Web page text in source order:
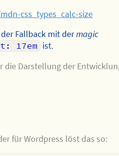
css_types_calc-size
Fallback mit dermagic
17em ist.
die Darstellung der
für Wordpress löst das so: